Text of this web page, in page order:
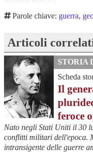
Parole chiave: guerra,
Articoli
STORIA
Scheda
Il
feroce
Nato negli Stati Uniti il 30
conflitti militari dell'epoca.
intransigente delle guerre